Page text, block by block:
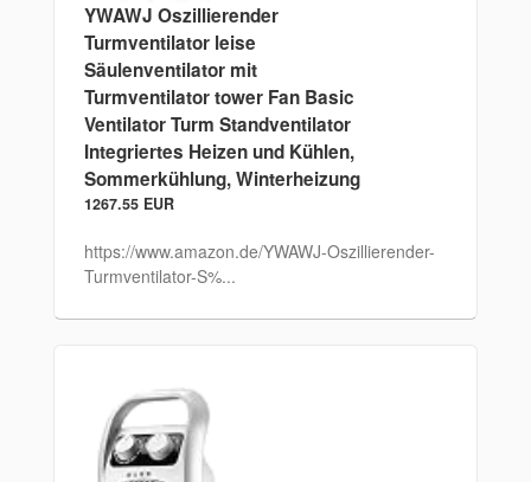
YWAWJ Oszillierender
Turmventilator leise
Säulenventilator mit
Turmventilator tower Fan Basic
Ventilator Turm Standventilator
Integriertes Heizen und Kühlen,
Sommerkühlung, Winterheizung
1267.55 EUR
https://www.amazon.de/YWAWJ-Oszillierender-
Turmventilator-S%...